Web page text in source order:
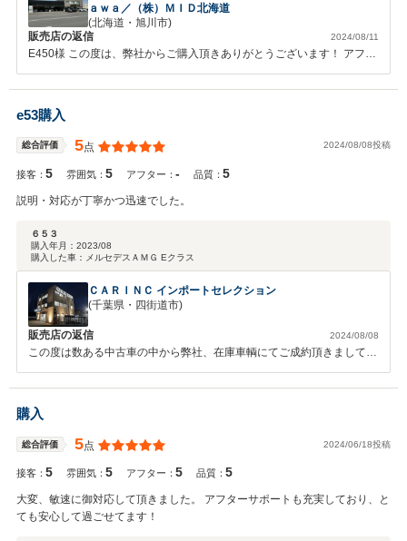
ａｗａ／（株）ＭＩＤ北海道
(北海道・旭川市)
販売店の返信
2024/08/11
E450様 この度は、弊社からご購入頂きありがとうございます！ アフタ
e53購入
総合評価 5点 2024/08/08投稿
接客：5 雰囲気：5 アフター：- 品質：5
説明・対応が丁寧かつ迅速でした。
６５３
購入年月： 2023/08
購入した車：
メルセデスＡＭＧ Eクラス
ＣＡＲＩＮＣ インポートセレクション
(千葉県・四街道市)
販売店の返信 2024/08/08
この度は数ある中古車の中から弊社、在庫車輌にてご成約頂きまして誠
に有難う御座います。 今後もお車の事でお困りの際はお気軽にご連絡
頂ければと思います。 末永いお付き合い宜しくお願い致します。
購入
総合評価 5点 2024/06/18投稿
接客：5 雰囲気：5 アフター：5 品質：5
大変、敏速に御対応して頂きました。 アフターサポートも充実しており、と
ても安心して過ごせてます！